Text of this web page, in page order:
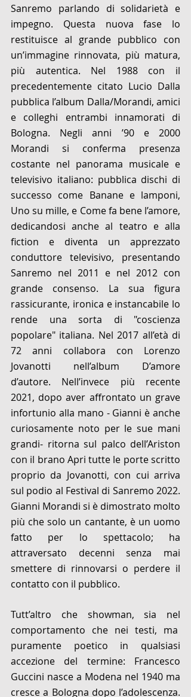
Sanremo parlando di solidarietà e
impegno. Questa nuova fase lo
restituisce al grande pubblico con
un’immagine rinnovata, più matura,
più autentica. Nel 1988 con il
precedentemente citato Lucio Dalla
pubblica l’album Dalla/Morandi, amici
e colleghi entrambi innamorati di
Bologna. Negli anni ’90 e 2000
Morandi si conferma presenza
costante nel panorama musicale e
televisivo italiano: pubblica dischi di
successo come Banane e lamponi,
Uno su mille, e Come fa bene l’amore,
dedicandosi anche al teatro e alla
fiction e diventa un apprezzato
conduttore televisivo, presentando
Sanremo nel 2011 e nel 2012 con
grande consenso. La sua figura
rassicurante, ironica e instancabile lo
rende una sorta di "coscienza
popolare" italiana. Nel 2017 all’età di
72 anni collabora con Lorenzo
Jovanotti nell’album D’amore
d’autore. Nell’invece più recente
2021, dopo aver affrontato un grave
infortunio alla mano - Gianni è anche
curiosamente noto per le sue mani
grandi- ritorna sul palco dell’Ariston
con il brano Apri tutte le porte scritto
proprio da Jovanotti, con cui arriva
sul podio al Festival di Sanremo 2022.
Gianni Morandi si è dimostrato molto
più che solo un cantante, è un uomo
fatto per lo spettacolo; ha
attraversato decenni senza mai
smettere di rinnovarsi o perdere il
contatto con il pubblico.
Tutt’altro che showman, sia nel
comportamento che nei testi, ma
puramente poetico in qualsiasi
accezione del termine: Francesco
Guccini nasce a Modena nel 1940 ma
cresce a Bologna dopo l’adolescenza.